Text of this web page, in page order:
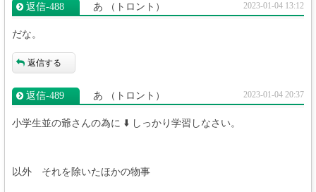
返信‐488 あ （トロント） 2023-01-04 13:12
だな。
返信する
返信‐489 あ （トロント） 2023-01-04 20:37
小学生並の爺さんの為に ⬇️ しっかり学習しなさい。
以外 それを除いたほかの物事